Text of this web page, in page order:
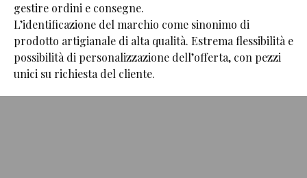
gestire ordini e consegne.
L’identificazione del marchio come sinonimo di
prodotto artigianale di alta qualità. Estrema flessibilità e
possibilità di personalizzazione dell’offerta, con pezzi
unici su richiesta del cliente.